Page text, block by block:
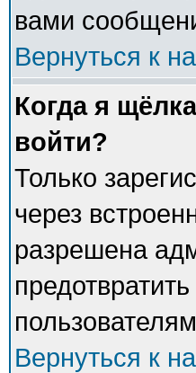
вами
Вернуться к
Когда я
войти?
Только
через
разрешена
Вернуться к